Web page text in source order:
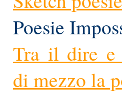
Poesie
Tra il dire e
di mezzo la